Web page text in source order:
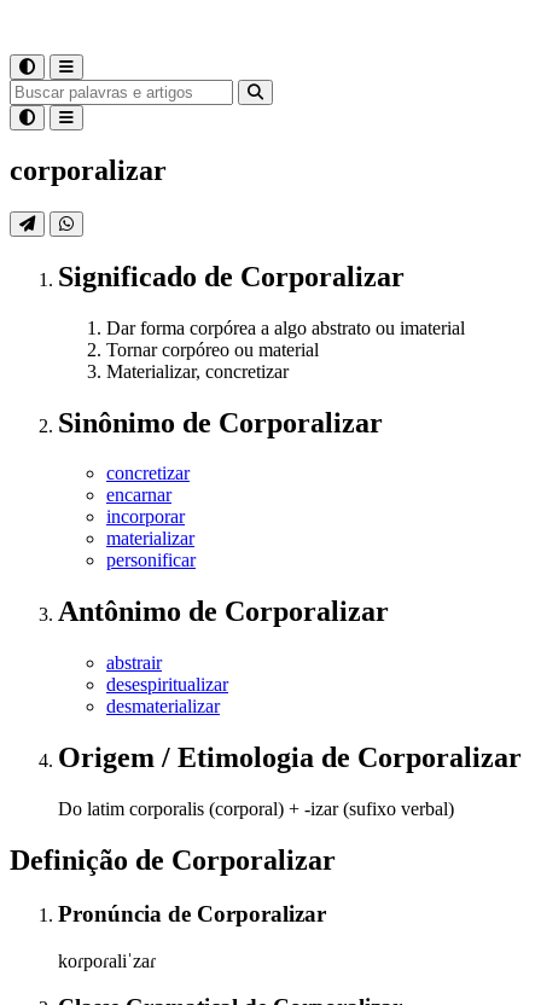
corporalizar
Significado de Corporalizar
Dar forma corpórea a algo abstrato ou imaterial
Tornar corpóreo ou material
Materializar, concretizar
Sinônimo de Corporalizar
concretizar
encarnar
incorporar
materializar
personificar
Antônimo de Corporalizar
abstrair
desespiritualizar
desmaterializar
Origem / Etimologia de Corporalizar
Do latim corporalis (corporal) + -izar (sufixo verbal)
Definição de Corporalizar
Pronúncia de Corporalizar
koɾpoɾaliˈzaɾ